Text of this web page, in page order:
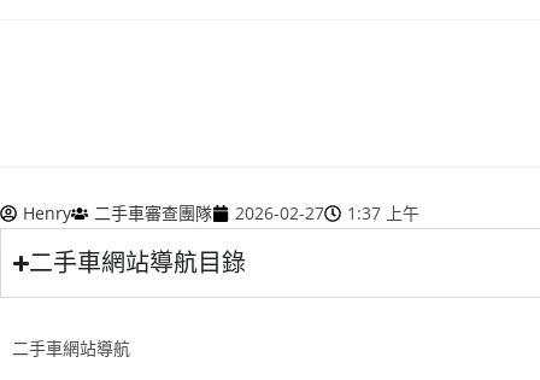
Henry 二手車審查團隊 2026-02-27 1:37 上午
二手車網站導航目錄
二手車網站導航